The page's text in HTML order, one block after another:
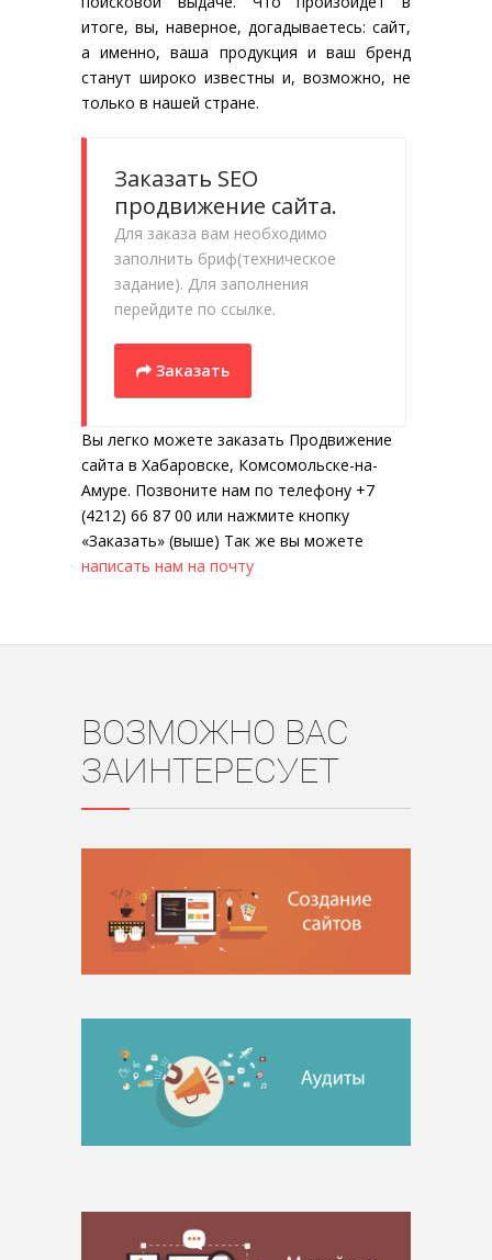
итоге, вы, наверное, догадываетесь: сайт,
а именно, ваша продукция и ваш бренд
станут широко известны и, возможно, не
только в нашей стране.
Заказать SEO
продвижение сайта.
Для заказа вам необходимо
заполнить бриф(техническое
задание). Для заполнения
перейдите по ссылке.
Заказать
Вы легко можете заказать Продвижение
сайта в Хабаровске, Комсомольске-на-
Амуре. Позвоните нам по телефону +7
(4212) 66 87 00 или нажмите кнопку
«Заказать» (выше) Так же вы можете
написать нам на почту
ВОЗМОЖНО ВАС
ЗАИНТЕРЕСУЕТ